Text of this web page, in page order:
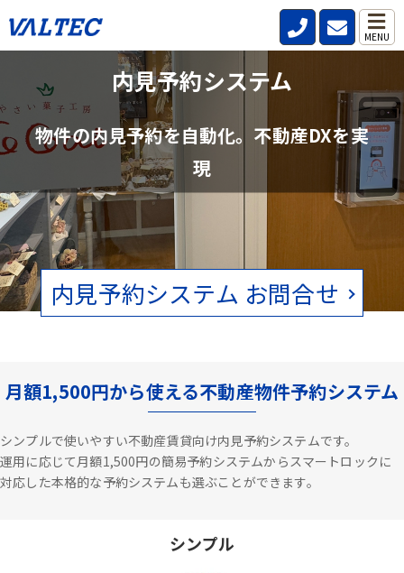
MENU
内見予約システム
物件の内見予約を自動化。不動産DXを実
現
内見予約システム お問合せ
不動産管理会社と仲介会社の内見確認の
手間を削減
賃貸物件の空状況をリアルタイムで確認。電話、FAXの手間をなくし
月額1,500円から使える不動産物件予約システム
シンプルで使いやすい不動産賃貸向け内見予約システムです。
運用に応じて月額1,500円の簡易予約システムからスマートロックに
対応した本格的な予約システムも選ぶことができます。
シンプル